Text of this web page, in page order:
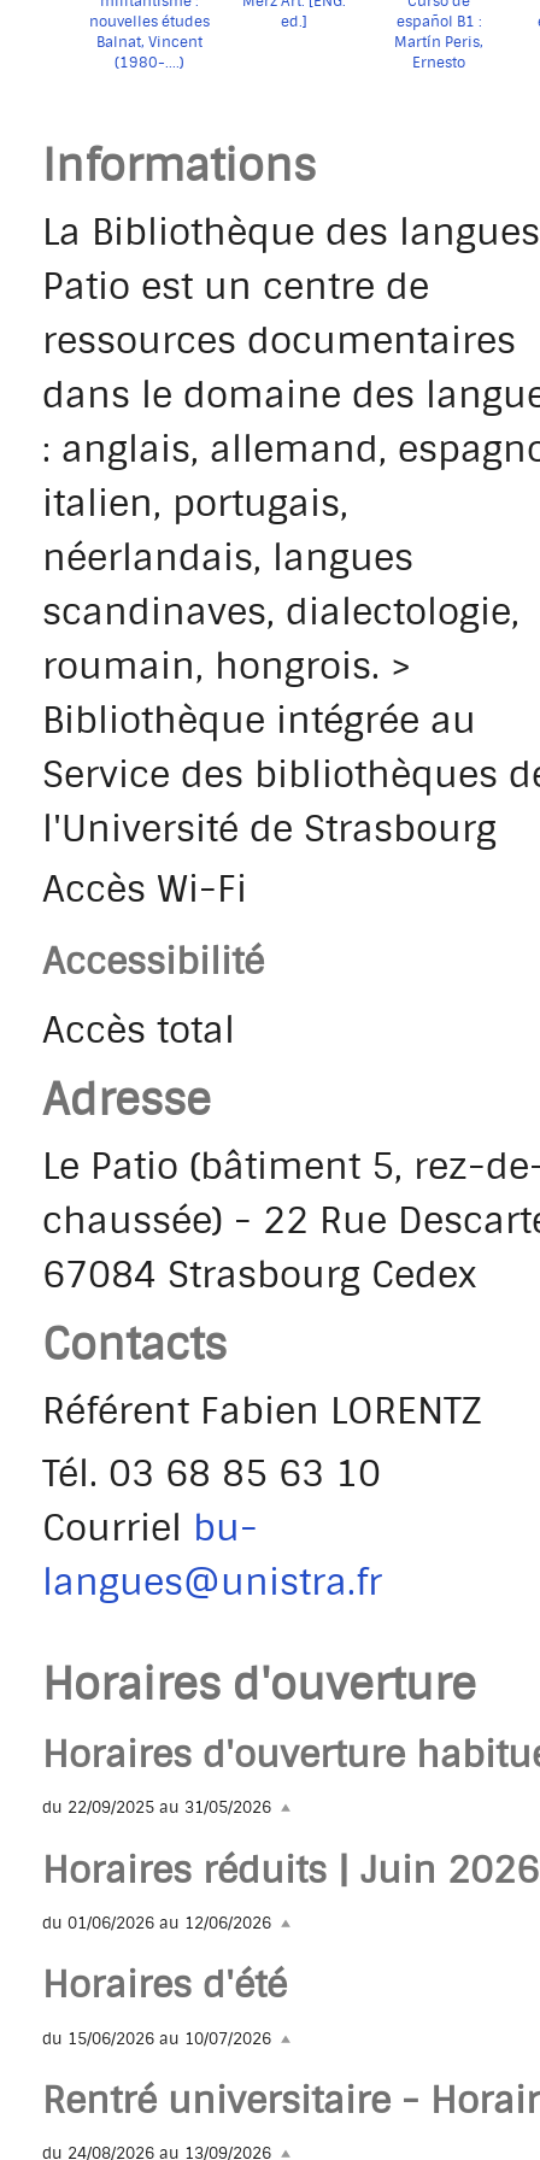
nouvelles études
Balnat, Vincent
(1980-....)
ed.]
español B1 :
[edición para
estudiantes :
Martín Peris,
Ernesto
Informations
La Bibliothèque des
Patio est un centre de
ressources documentaires
dans le domaine des
: anglais, allemand,
italien, portugais,
néerlandais, langues
scandinaves, dialectologie,
roumain, hongrois. >
Bibliothèque intégrée au
Service des bibliothèques
l'Université de Strasbourg
Accès Wi-Fi
Accessibilité
Accès total
Adresse
Le Patio (bâtiment 5, rez-
chaussée) - 22 Rue
67084 Strasbourg Cedex
Contacts
Référent Fabien LORENTZ
Tél. 03 68 85 63 10
Courriel bu-
langues@unistra.fr
Horaires d'ouverture
Horaires d'ouverture
du 22/09/2025 au 31/05/2026
Horaires réduits | Juin 2026
du 01/06/2026 au 12/06/2026
Horaires d'été
du 15/06/2026 au 10/07/2026
Rentré universitaire -
du 24/08/2026 au 13/09/2026